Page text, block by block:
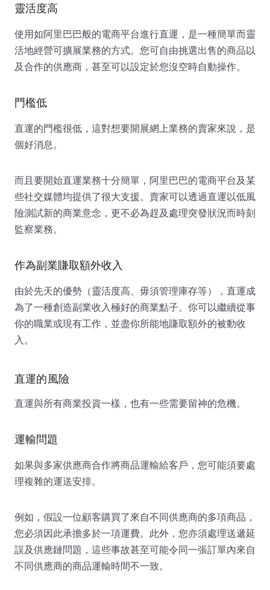
靈活度高
使用如阿里巴巴般的電商平台進行直運，是一種簡單而靈
活地經營可擴展業務的方式。您可自由挑選出售的商品以
及合作的供應商，甚至可以設定於您沒空時自動操作。
門檻低
直運的門檻很低，這對想要開展網上業務的賣家來說，是
個好消息。
而且要開始直運業務十分簡單，阿里巴巴的電商平台及某
些社交媒體均提供了很大支援。賣家可以透過直運以低風
險測試新的商業意念，更不必為趕及處理突發狀況而時刻
監察業務。
作為副業賺取額外收入
由於先天的優勢（靈活度高、毋須管理庫存等），直運成
為了一種創造副業收入極好的商業點子。你可以繼續從事
你的職業或現有工作，並盡你所能地賺取額外的被動收
入。
直運的風險
直運與所有商業投資一樣，也有一些需要留神的危機。
運輸問題
如果與多家供應商合作將商品運輸給客戶，您可能須要處
理複雜的運送安排。
例如，假設一位顧客購買了來自不同供應商的多項商品，
您必須因此承擔多於一項運費。此外，您亦須處理送遞延
誤及供應鏈問題，這些事故甚至可能令同一張訂單內來自
不同供應商的商品運輸時間不一致。